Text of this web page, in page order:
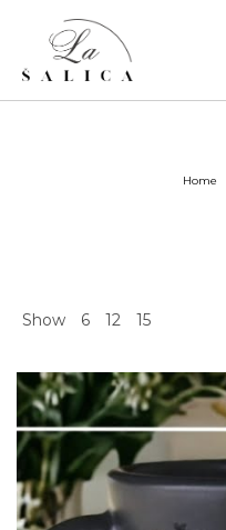
Home
Show 6 12 15